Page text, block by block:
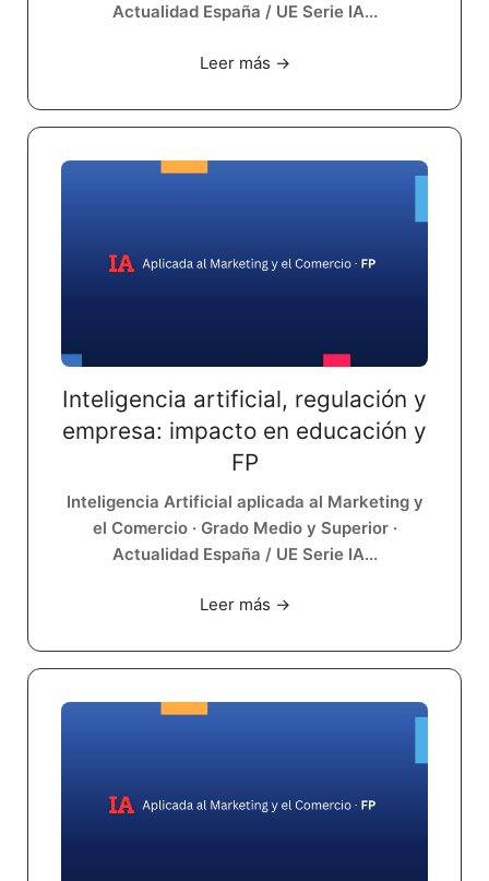
Actualidad España / UE Serie IA...
Leer más →
Inteligencia artificial, regulación y
empresa: impacto en educación y
FP
Inteligencia Artificial aplicada al Marketing y
el Comercio · Grado Medio y Superior ·
Actualidad España / UE Serie IA...
Leer más →